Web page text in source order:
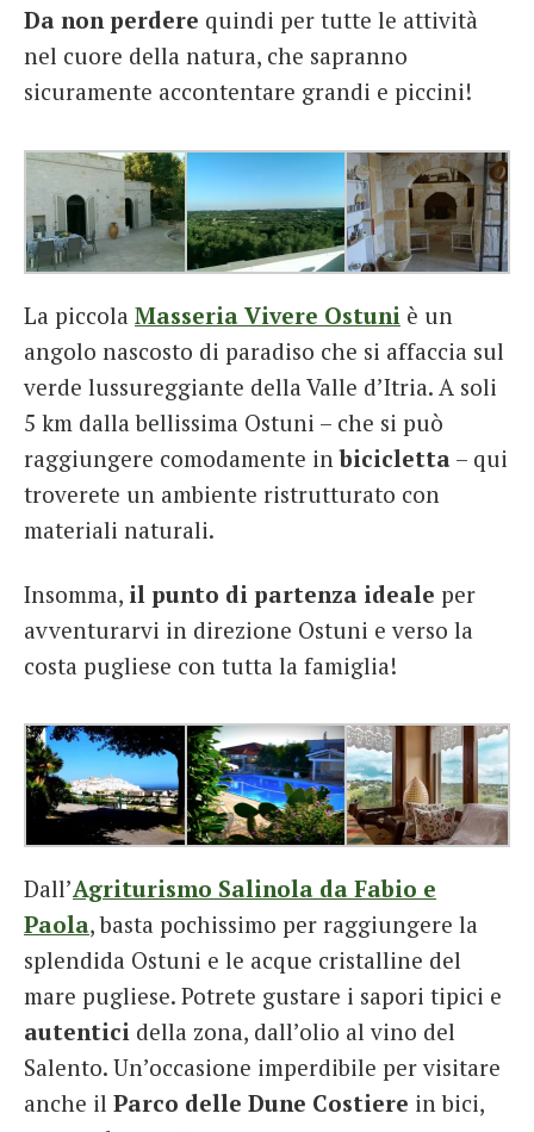
Da non perdere quindi per tutte le attività
nel cuore della natura, che sapranno
sicuramente accontentare grandi e piccini!
La piccola Masseria Vivere Ostuni è un
angolo nascosto di paradiso che si affaccia sul
verde lussureggiante della Valle d’Itria. A soli
5 km dalla bellissima Ostuni – che si può
raggiungere comodamente inbicicletta – qui
troverete un ambiente ristrutturato con
materiali naturali.
Insomma, il punto di partenza ideale per
avventurarvi in direzione Ostuni e verso la
costa pugliese con tutta la famiglia!
Dall’Agriturismo Salinola da Fabio e
Paola, basta pochissimo per raggiungere la
splendida Ostuni e le acque cristalline del
mare pugliese. Potrete gustare i sapori tipici e
autentici della zona, dall’olio al vino del
Salento. Un’occasione imperdibile per visitare
anche il Parco delle Dune Costiere in bici,